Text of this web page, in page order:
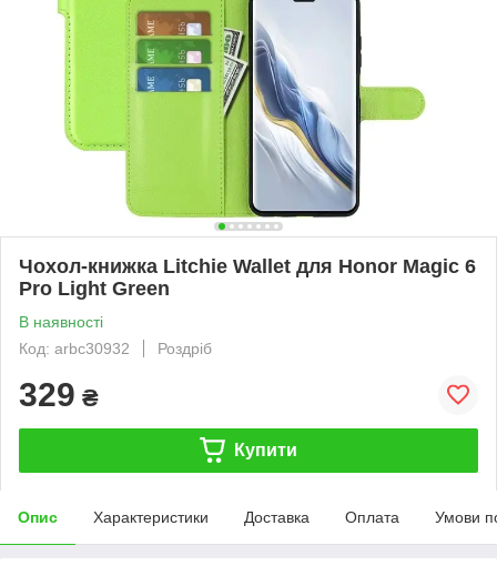
Чохол-книжка Litchie Wallet для Honor Magic 6
Pro Light Green
В наявності
Код: arbc30932
Роздріб
329 ₴
Купити
Опис Характеристики Доставка Оплата Умови